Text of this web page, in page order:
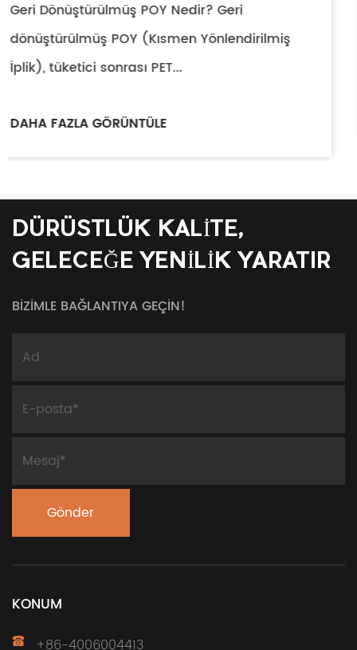
Geri
yılda 55 milyon mt'u aşıyor;
elyaf üretimi...
DÜRÜSTLÜK KALİTE,
GELECEĞE YENİLİK YARATIR
BİZİMLE BAĞLANTIYA GEÇİN!
KONUM
+86-4006004413